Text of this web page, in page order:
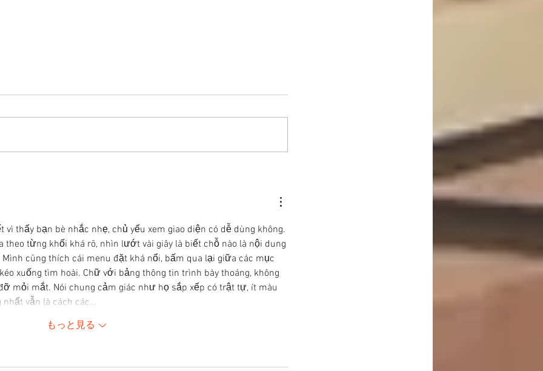
thấy bạn bè nhắc nhẹ, chủ yếu xem giao diện có dễ dùng không.
theo từng khối khá rõ, nhìn lướt vài giây là biết chỗ nào là nội dung
cũng thích cái menu đặt khá nổi, bấm qua lại giữa các mục
xuống tìm hoài. Chữ với bảng thông tin trình bày thoáng, không
mỏi mắt. Nói chung cảm giác như họ sắp xếp có trật tự, ít màu
vẫn là cách các…
もっと見る